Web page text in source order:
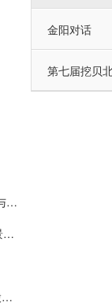
展会邀请 | 华光源海邀您共赴第二届中国（宁波）国际物流与供应链博览会，展位号：T01
瑞星股份拟花不低于2000万元回购股份 彰显对公司发展前景的信心
上市不足两月，彩客科技二股东宣布减持：拟减持2%公司股份约可套现5008万元
金阳对话
第七届挖贝